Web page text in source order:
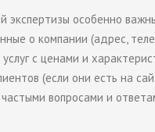
экспертизы особенно
о компании (адрес,
с ценами и
(если они есть на
вопросами и